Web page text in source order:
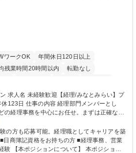
ワークOK
年間休日120日以上
残業時間20時間以内
転勤なし
駅近5分以内 土日祝休み
服装自由
プ
門メンバーとし
の経理事務を中心にお任せ。まずは正確な入
、既存メンバーと一緒に業務を進めながら段
具体的には】 ■社内稟議に
業務 ■明細作成 ■伝票処理、記帳業務 ■既存
来的には】 ■月次決算補助 ■四半期・年次決
の方も応募可能。経理職としてキャリアを築
商簿記資格をお持ちの方 ■経理事務、営業
ション